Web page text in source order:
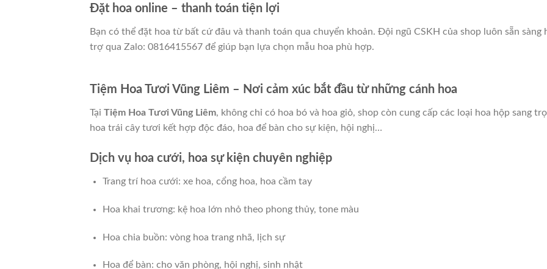
Đặt hoa online – thanh toán tiện lợi
Bạn có thể đặt hoa từ bất cứ đâu và thanh toán qua chuyển khoản. Đội ngũ CSKH của shop luôn sẵn sàng
trợ qua Zalo: 0816415567 để giúp bạn lựa chọn mẫu hoa phù hợp.
Tiệm Hoa Tươi Vũng Liêm – Nơi cảm xúc bắt đầu từ những cánh hoa
Tại Tiệm Hoa Tươi Vũng Liêm, không chỉ có hoa bó và hoa giỏ, shop còn cung cấp các loại hoa hộp sang
hoa trái cây tươi kết hợp độc đáo, hoa để bàn cho sự kiện, hội nghị…
Dịch vụ hoa cưới, hoa sự kiện chuyên nghiệp
Trang trí hoa cưới: xe hoa, cổng hoa, hoa cầm tay
Hoa khai trương: kệ hoa lớn nhỏ theo phong thủy, tone màu
Hoa chia buồn: vòng hoa trang nhã, lịch sự
Hoa để bàn: cho văn phòng, hội nghị, sinh nhật